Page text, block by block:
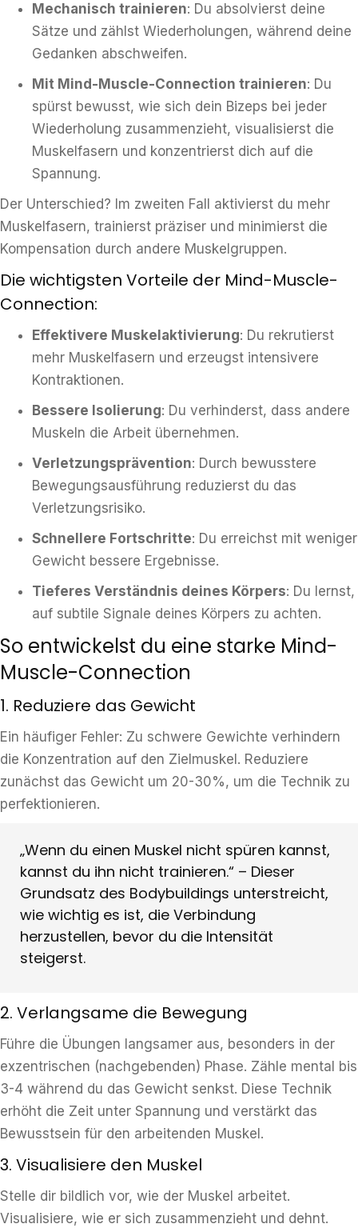
Mechanisch trainieren: Du absolvierst deine
Sätze und zählst Wiederholungen, während deine
Gedanken abschweifen.
Mit Mind-Muscle-Connection trainieren: Du
spürst bewusst, wie sich dein Bizeps bei jeder
Wiederholung zusammenzieht, visualisierst die
Muskelfasern und konzentrierst dich auf die
Spannung.
Der Unterschied? Im zweiten Fall aktivierst du mehr
Muskelfasern, trainierst präziser und minimierst die
Kompensation durch andere Muskelgruppen.
Die wichtigsten Vorteile der Mind-Muscle-
Connection:
Effektivere Muskelaktivierung: Du rekrutierst
mehr Muskelfasern und erzeugst intensivere
Kontraktionen.
Bessere Isolierung: Du verhinderst, dass andere
Muskeln die Arbeit übernehmen.
Verletzungsprävention: Durch bewusstere
Bewegungsausführung reduzierst du das
Verletzungsrisiko.
Schnellere Fortschritte: Du erreichst mit weniger
Gewicht bessere Ergebnisse.
Tieferes Verständnis deines Körpers: Du lernst,
auf subtile Signale deines Körpers zu achten.
So entwickelst du eine starke Mind-
Muscle-Connection
1. Reduziere das Gewicht
Ein häufiger Fehler: Zu schwere Gewichte verhindern
die Konzentration auf den Zielmuskel. Reduziere
zunächst das Gewicht um 20-30%, um die Technik zu
perfektionieren.
„Wenn du einen Muskel nicht spüren kannst,
kannst du ihn nicht trainieren.“ – Dieser
Grundsatz des Bodybuildings unterstreicht,
wie wichtig es ist, die Verbindung
herzustellen, bevor du die Intensität
steigerst.
2. Verlangsame die Bewegung
Führe die Übungen langsamer aus, besonders in der
exzentrischen (nachgebenden) Phase. Zähle mental bis
3-4 während du das Gewicht senkst. Diese Technik
erhöht die Zeit unter Spannung und verstärkt das
Bewusstsein für den arbeitenden Muskel.
3. Visualisiere den Muskel
Stelle dir bildlich vor, wie der Muskel arbeitet.
Visualisiere, wie er sich zusammenzieht und dehnt.